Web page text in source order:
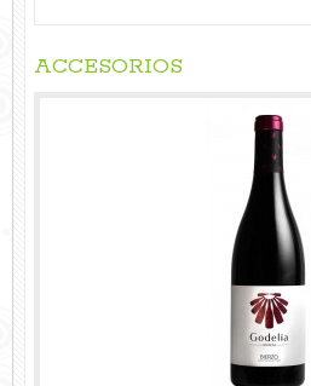
ACCESORIOS